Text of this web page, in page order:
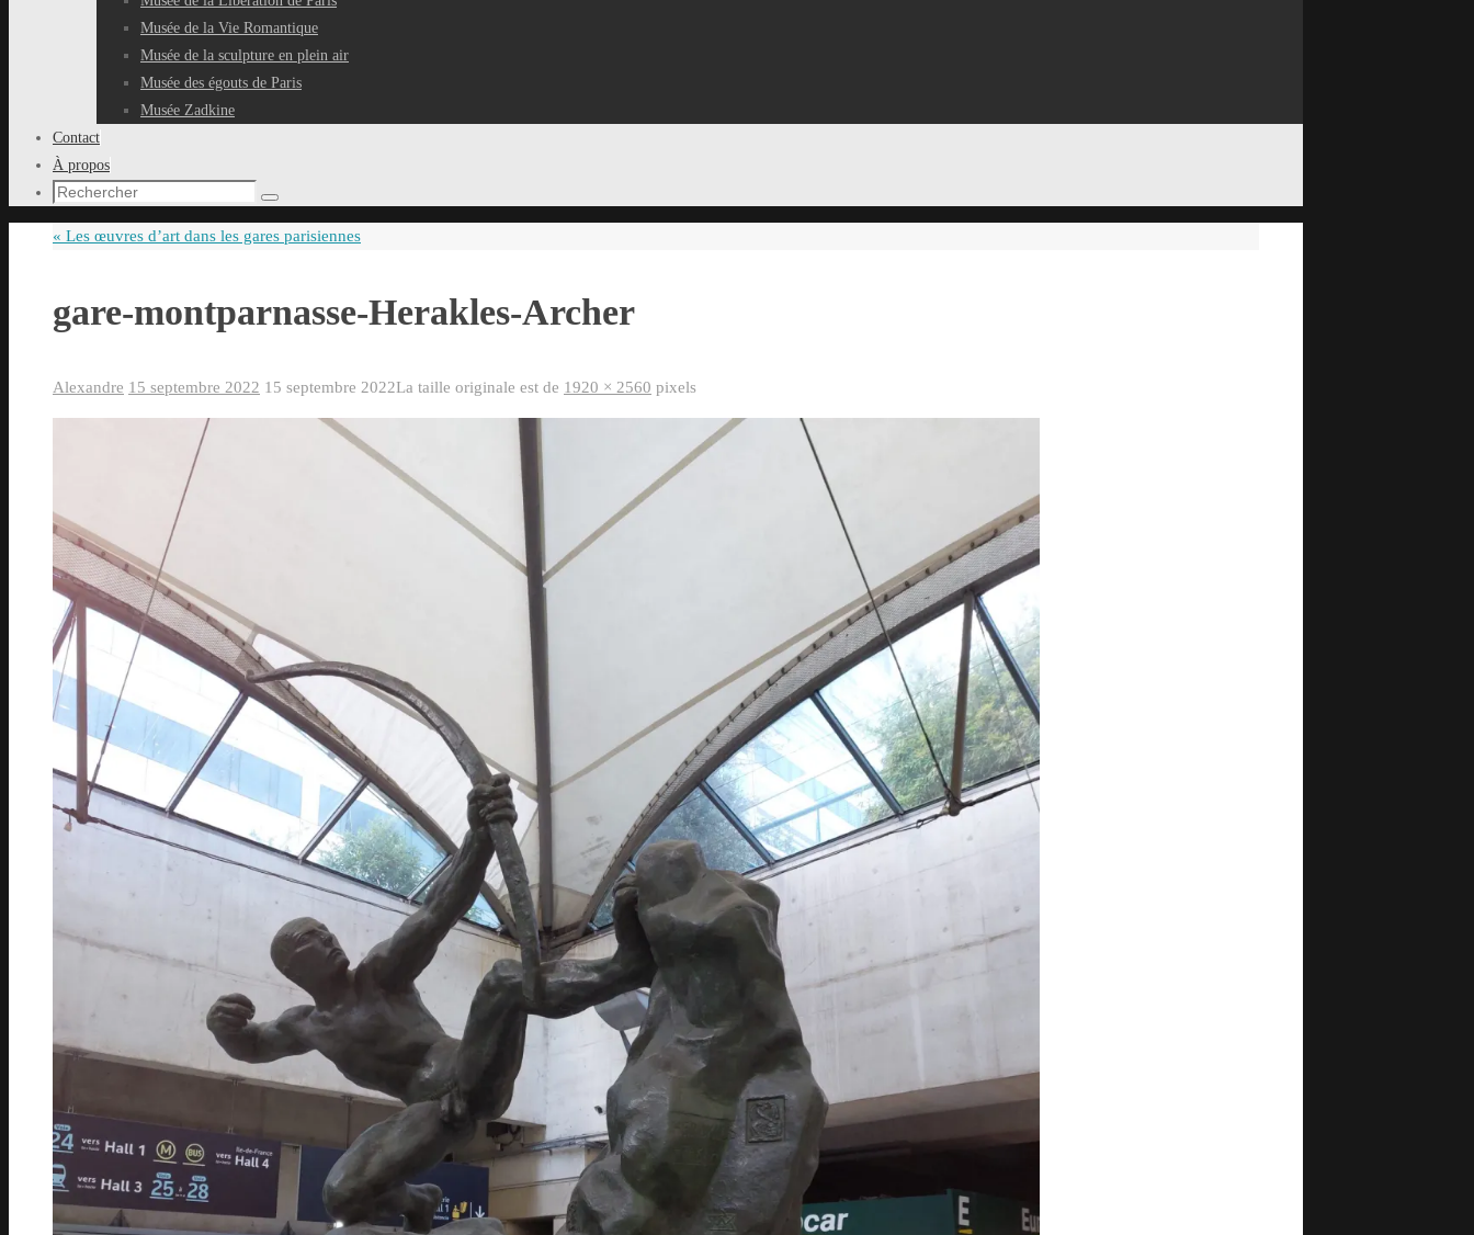
Musée de la Vie Romantique
Musée de la sculpture en plein air
Musée des égouts de Paris
Musée Zadkine
Contact
À propos
Recherche
:
Rechercher
« Les œuvres d’art dans les gares parisiennes
gare-montparnasse-Herakles-Archer
Alexandre 15 septembre 2022 15 septembre 2022La taille originale est de 1920 × 2560 pixels